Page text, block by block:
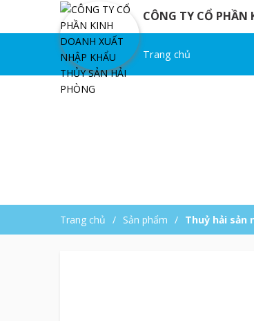
CÔNG TY CỔ PHẦN
Trang chủ
Trang chủ Sản phẩm Thuỷ hải sản